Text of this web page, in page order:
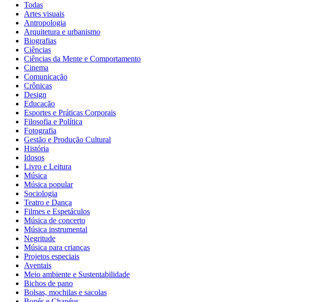
Todas
Artes visuais
Antropologia
Arquitetura e urbanismo
Biografias
Ciências
Ciências da Mente e Comportamento
Cinema
Comunicação
Crônicas
Design
Educação
Esportes e Práticas Corporais
Filosofia e Política
Fotografia
Gestão e Produção Cultural
História
Idosos
Livro e Leitura
Música
Música popular
Sociologia
Teatro e Dança
Filmes e Espetáculos
Música de concerto
Música instrumental
Negritude
Música para crianças
Projetos especiais
Aventais
Meio ambiente e Sustentabilidade
Bichos de pano
Bolsas, mochilas e sacolas